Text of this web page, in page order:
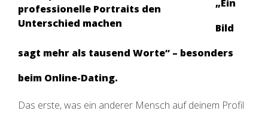
„Ein
Bild
sagt mehr als tausend Worte“ – besonders
beim Online-Dating.
Das erste, was ein anderer Mensch auf deinem Profil